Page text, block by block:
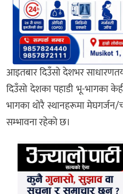
आइतबार दिउँसो देशभर
दिउँसो देशका पहाडी भू-भागका
भागका थोरै स्थानहरूमा मेघगर्जन/
सम्भावना रहेको छ।